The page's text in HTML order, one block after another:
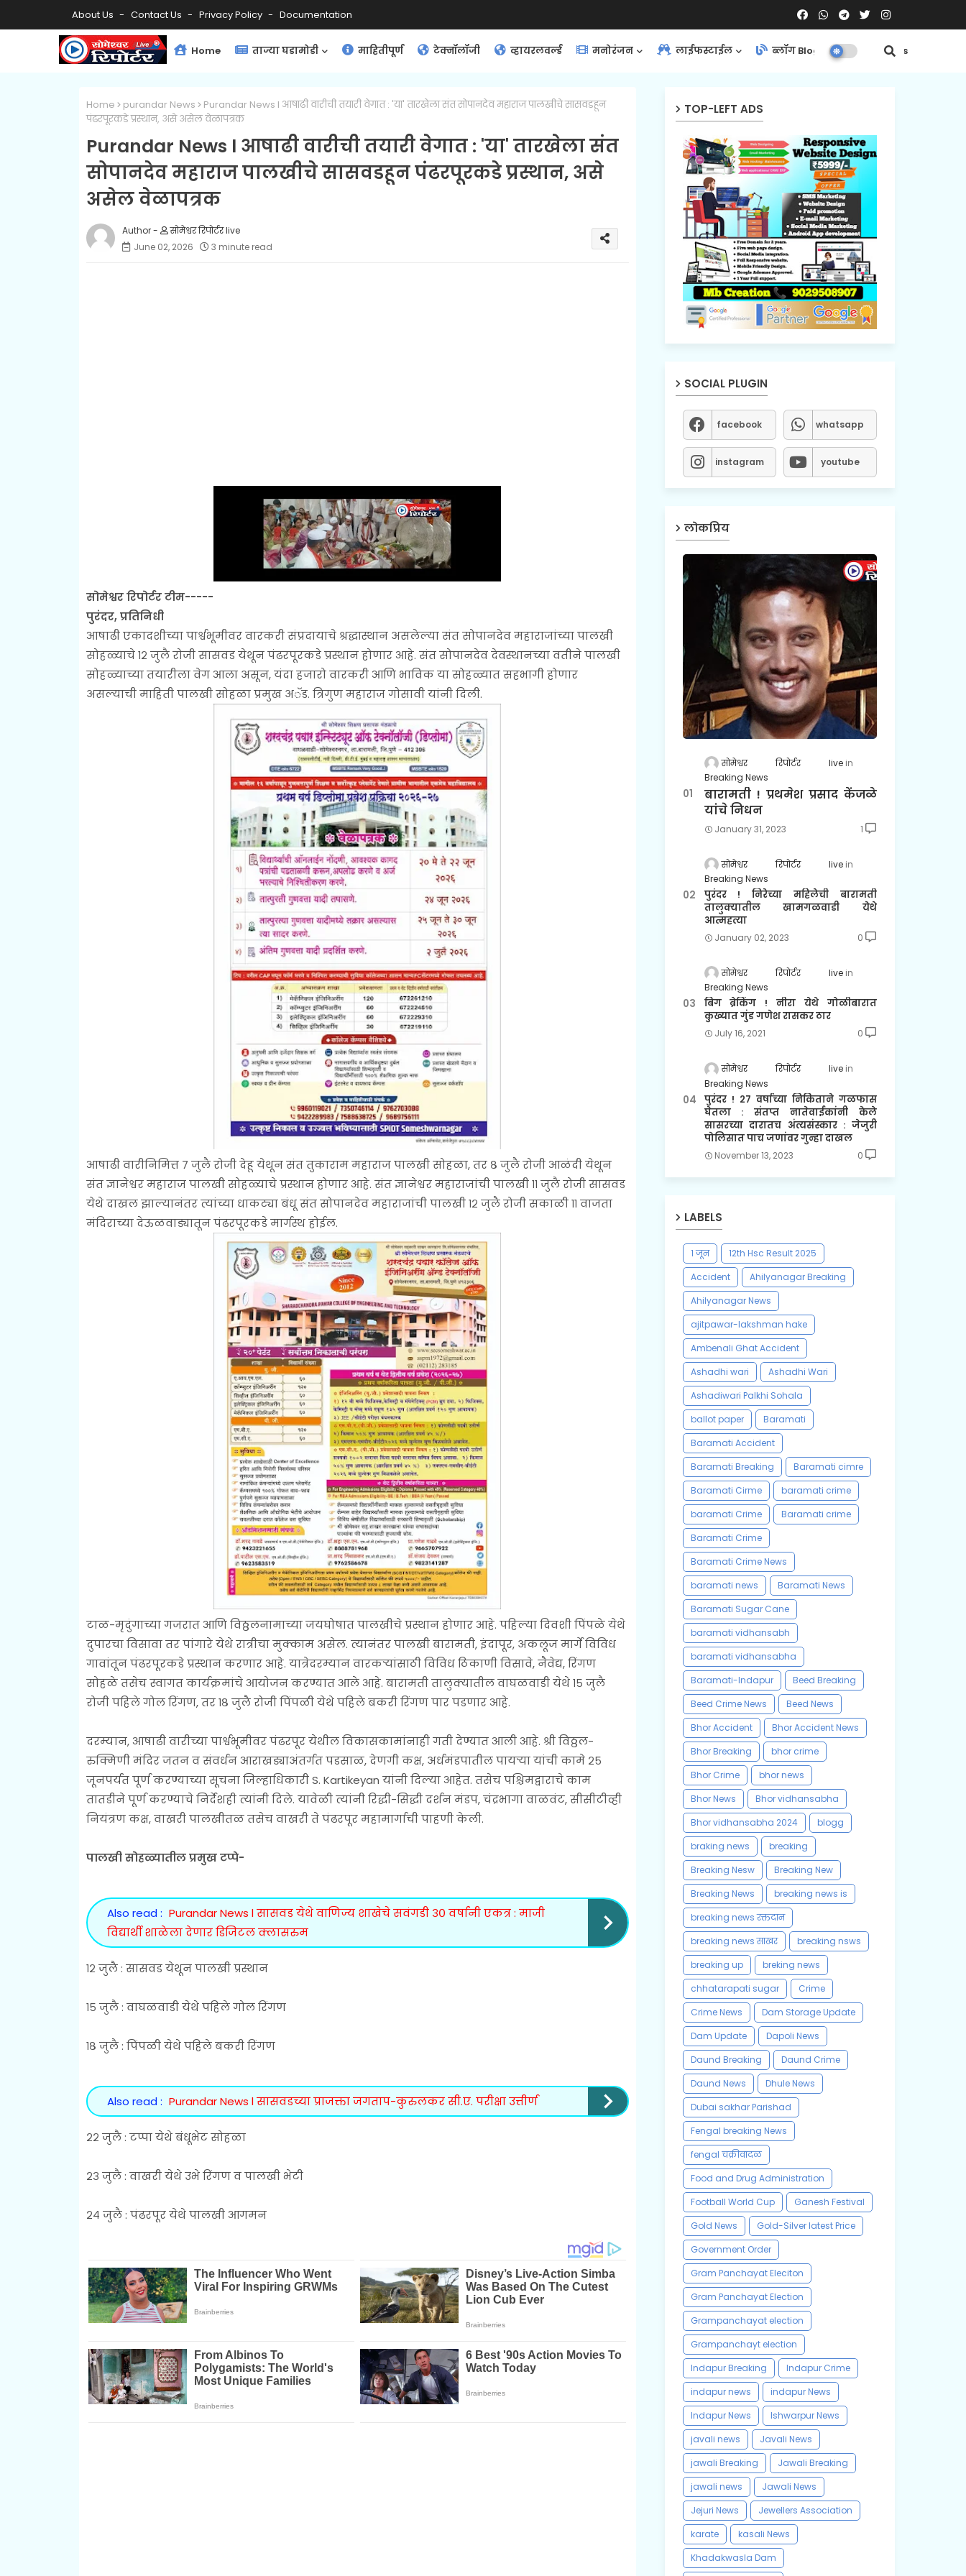
About Us Contact Us Privacy Policy Documentation
Home ताज्या घडामोडी माहितीपूर्ण टेक्नॉलॉजी व्हायरलवर्ल्ड मनोरंजन लाईफस्टाईल ब्लॉग Blog Contact Us
Home purandar News
Purandar News l आषाढी वारीची तयारी वेगात : 'या' तारखेला संत सोपानदेव महाराज पालखीचे सासवडहून
पंढरपूरकडे प्रस्थान, असे असेल वेळापत्रक
Purandar News l आषाढी वारीची तयारी वेगात : 'या' तारखेला संत
सोपानदेव महाराज पालखीचे सासवडहून पंढरपूरकडे प्रस्थान, असे
असेल वेळापत्रक
सोमेश्वर रिपोर्टर live
June 02, 2026
3 minute read
सोमेश्वर रिपोर्टर टीम-----
पुरंदर, प्रतिनिधी
आषाढी एकादशीच्या पार्श्वभूमीवर वारकरी संप्रदायाचे श्रद्धास्थान असलेल्या संत सोपानदेव महाराजांच्या पालखी
सोहळ्याचे १२ जुलै रोजी सासवड येथून पंढरपूरकडे प्रस्थान होणार आहे. संत सोपानदेव देवस्थानच्या वतीने पालखी
सोहळ्याच्या तयारीला वेग आला असून, यंदा हजारो वारकरी आणि भाविक या सोहळ्यात सहभागी होणार
असल्याची माहिती पालखी सोहळा प्रमुख अॅड. त्रिगुण महाराज गोसावी यांनी दिली.
आषाढी वारीनिमित्त ७ जुलै रोजी देहू येथून संत तुकाराम महाराज पालखी सोहळा, तर ८ जुलै रोजी आळंदी येथून
संत ज्ञानेश्वर महाराज पालखी सोहळ्याचे प्रस्थान होणार आहे. संत ज्ञानेश्वर महाराजांची पालखी ११ जुलै रोजी सासवड
येथे दाखल झाल्यानंतर त्यांच्या धाकट्या बंधू संत सोपानदेव महाराजांची पालखी १२ जुलै रोजी सकाळी ११ वाजता
मंदिराच्या देऊळवाड्यातून पंढरपूरकडे मार्गस्थ होईल.
टाळ-मृदुंगाच्या गजरात आणि विठ्ठलनामाच्या जयघोषात पालखीचे प्रस्थान होणार आहे. पहिल्या दिवशी पिंपळे येथे
दुपारचा विसावा तर पांगारे येथे रात्रीचा मुक्काम असेल. त्यानंतर पालखी बारामती, इंदापूर, अकलूज मार्गे विविध
गावांतून पंढरपूरकडे प्रस्थान करणार आहे. यात्रेदरम्यान वारकऱ्यांसाठी विविध ठिकाणी विसावे, नैवेद्य, रिंगण
सोहळे तसेच स्वागत कार्यक्रमांचे आयोजन करण्यात आले आहे. बारामती तालुक्यातील वाघळवाडी येथे १५ जुलै
रोजी पहिले गोल रिंगण, तर १८ जुलै रोजी पिंपळी येथे पहिले बकरी रिंगण पार पडणार आहे.
दरम्यान, आषाढी वारीच्या पार्श्वभूमीवर पंढरपूर येथील विकासकामांनाही गती देण्यात आली आहे. श्री विठ्ठल-
रुक्मिणी मंदिर जतन व संवर्धन आराखड्याअंतर्गत पडसाळ, देणगी कक्ष, अर्धमंडपातील पायऱ्या यांची कामे २५
जूनपर्यंत पूर्ण करण्याच्या सूचना जिल्हाधिकारी S. Kartikeyan यांनी दिल्या आहेत. तसेच पश्चिमद्वाराचे काम
तातडीने पूर्ण करण्याचे निर्देशही त्यांनी दिले. यावेळी त्यांनी रिद्धी-सिद्धी दर्शन मंडप, चंद्रभागा वाळवंट, सीसीटीव्ही
नियंत्रण कक्ष, वाखरी पालखीतळ तसेच वाखरी ते पंढरपूर महामार्गाची पाहणी केली.
पालखी सोहळ्यातील प्रमुख टप्पे-
Also read : Purandar News l सासवड येथे वाणिज्य शाखेचे सवंगडी ३० वर्षांनी एकत्र : माजी
विद्यार्थी शाळेला देणार डिजिटल क्लासरुम
१२ जुलै : सासवड येथून पालखी प्रस्थान
१५ जुलै : वाघळवाडी येथे पहिले गोल रिंगण
१८ जुलै : पिंपळी येथे पहिले बकरी रिंगण
Also read : Purandar News l सासवडच्या प्राजक्ता जगताप-कुरुलकर सी.ए. परीक्षा उत्तीर्ण
२२ जुलै : टप्पा येथे बंधूभेट सोहळा
२३ जुलै : वाखरी येथे उभे रिंगण व पालखी भेटी
२४ जुलै : पंढरपूर येथे पालखी आगमन
TOP-LEFT ADS
SOCIAL PLUGIN
facebook whatsapp
instagram youtube
लोकप्रिय
सोमेश्वर रिपोर्टर live
Breaking News
बारामती ! प्रथमेश प्रसाद केंजळे
यांचे निधन
January 31, 2023 1
सोमेश्वर रिपोर्टर live
Breaking News
पुरंदर ! निरेच्या महिलेची बारामती
तालुक्यातील खामगळवाडी येथे
आत्महत्या
January 02, 2023 0
सोमेश्वर रिपोर्टर live
Breaking News
बिग ब्रेकिंग ! नीरा येथे गोळीबारात
कुख्यात गुंड गणेश रासकर ठार
July 16, 2021 0
सोमेश्वर रिपोर्टर live
Breaking News
पुरंदर ! २७ वर्षाच्या निकिताने गळफास
घेतला : संतप्त नातेवाईकांनी केले
सासरच्या दारातच अंत्यसंस्कार : जेजुरी
पोलिसात पाच जणांवर गुन्हा दाखल
November 13, 2023 0
LABELS
१ जून
12th Hsc Result 2025
Accident
Ahilyanagar Breaking
Ahilyanagar News
ajitpawar-lakshman hake
Ambenali Ghat Accident
Ashadhi wari
Ashadhi Wari
Ashadiwari Palkhi Sohala
ballot paper
Baramati
Baramati Accident
Baramati Breaking
Baramati cimre
Baramati Cirme
baramati crime
baramati Crime
Baramati crime
Baramati Crime
Baramati Crime News
baramati news
Baramati News
Baramati Sugar Cane
baramati vidhansabh
baramati vidhansabha
Baramati-Indapur
Beed Breaking
Beed Crime News
Beed News
Bhor Accident
Bhor Accident News
Bhor Breaking
bhor crime
Bhor Crime
bhor news
Bhor News
Bhor vidhansabha
Bhor vidhansabha 2024
blogg
braking news
breaking
Breaking Nesw
Breaking New
Breaking News
breaking news is
breaking news रक्तदान
breaking news साखर
breaking nsws
breaking up
breking news
chhatarapati sugar
Crime
Crime News
Dam Storage Update
Dam Update
Dapoli News
Daund Breaking
Daund Crime
Daund News
Dhule News
Dubai sakhar Parishad
Fengal breaking News
fengal चक्रीवादळ
Food and Drug Administration
Football World Cup
Ganesh Festival
Gold News
Gold-Silver latest Price
Government Order
Gram Panchayat Eleciton
Gram Panchayat Election
Grampanchayat election
Grampanchayt election
Indapur Breaking
Indapur Crime
indapur news
indapur News
Indapur News
Ishwarpur News
javali news
Javali News
jawali Breaking
Jawali Breaking
jawali news
Jawali News
Jejuri News
Jewellers Association
karate
kasali News
Khadakwasla Dam